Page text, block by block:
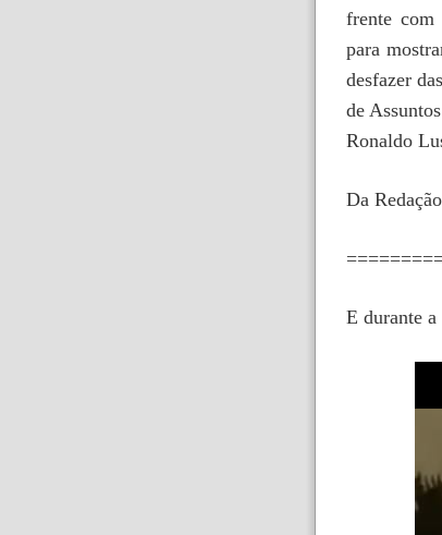
frente
para
desfazer
de
Ronaldo
Da Redação
E durante a